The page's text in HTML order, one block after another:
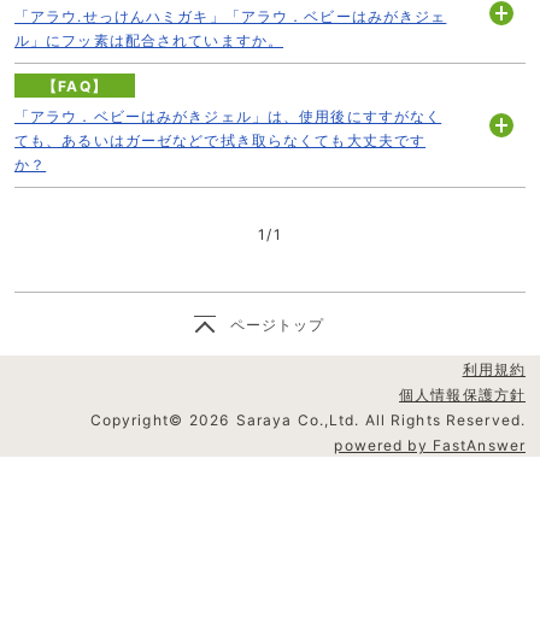
「アラウ.せっけんハミガキ」「アラウ．ベビーはみがきジェ
ル」にフッ素は配合されていますか。
く
【FAQ】
「アラウ．ベビーはみがきジェル」は、使用後にすすがなく
ても、あるいはガーゼなどで拭き取らなくても大丈夫です
か？
1 /1
ページトップ
利用規約
個人情報保護方針
Copyright© 2026 Saraya Co.,Ltd. All Rights Reserved.
powered by FastAnswer